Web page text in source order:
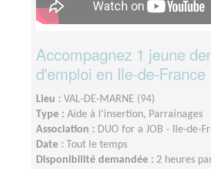
Accompagnez 1 jeune
d'emploi en Ile-de-France
Lieu : VAL-DE-MARNE (94)
Type : Aide à l'insertion, Parrainages
Association : DUO for a JOB - Ile-de-
Date :
Tout le temps
Disponibilité demandée : 2 heures